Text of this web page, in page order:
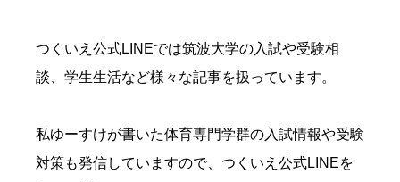
つくいえ公式LINEでは筑波大学の入試や受験相
談、学生生活など様々な記事を扱っています。
私ゆーすけが書いた体育専門学群の入試情報や受験
対策も発信していますので、つくいえ公式LINEを